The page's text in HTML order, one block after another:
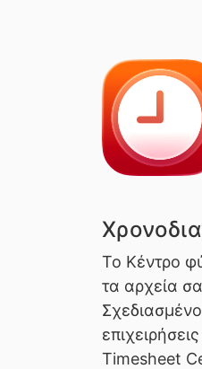
Το Κέντρο
τα αρχεία
Timesheet